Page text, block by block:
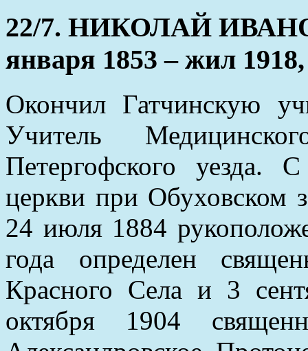
22/7. НИКОЛАЙ
января 1853 – жил
Окончил Гатчинскую
Учитель
Петергофского уезда.
церкви при Обуховском
24 июля 1884
года определен
Красного Села и 3
октября 1904